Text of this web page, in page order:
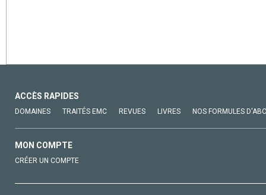
ACCÈS RAPIDES
DOMAINES TRAITÉS EMC REVUES LIVRES NOS FORMULES
MON COMPTE
CRÉER UN COMPTE